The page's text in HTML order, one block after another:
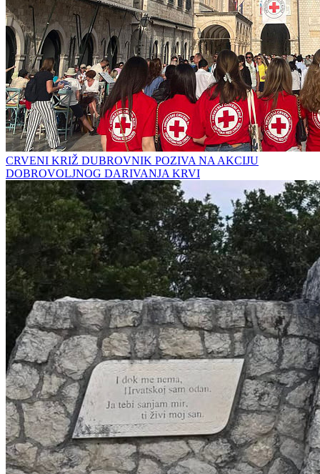
CRVENI KRIŽ DUBROVNIK POZIVA NA AKCIJU
DOBROVOLJNOG DARIVANJA KRVI